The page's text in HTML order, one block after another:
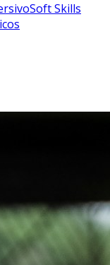
Soft Skills